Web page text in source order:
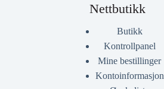
Nettbutikk
Butikk
Kontrollpanel
Mine bestillinger
Kontoinformasjon